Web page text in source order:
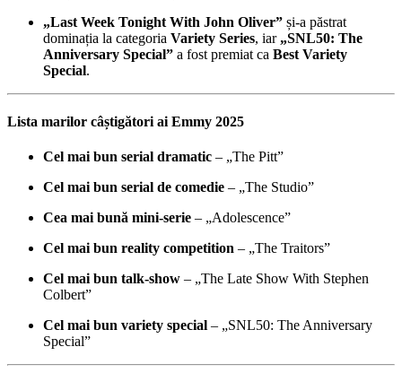
„Last Week Tonight With John Oliver” și-a păstrat
dominația la categoria Variety Series, iar „SNL50: The
Anniversary Special” a fost premiat ca Best Variety
Special.
Lista marilor câștigători ai Emmy 2025
Cel mai bun serial dramatic – „The Pitt”
Cel mai bun serial de comedie – „The Studio”
Cea mai bună mini-serie – „Adolescence”
Cel mai bun reality competition – „The Traitors”
Cel mai bun talk-show – „The Late Show With Stephen
Colbert”
Cel mai bun variety special – „SNL50: The Anniversary
Special”